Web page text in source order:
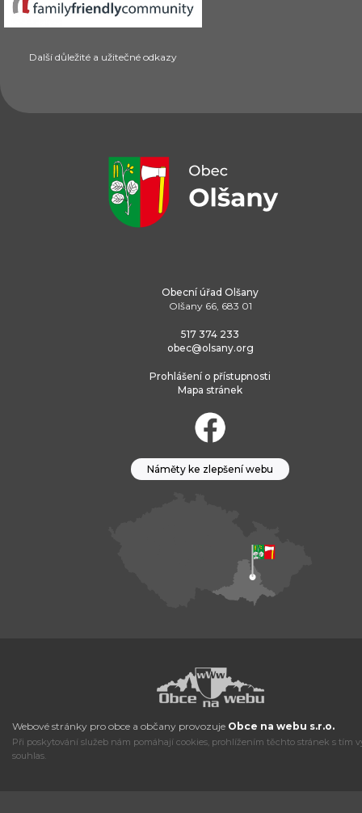
Další důležité a užitečné odkazy
Obecní úřad Olšany
Olšany 66, 683 01
517 374 233
obec@olsany.org
Prohlášení o přístupnosti
Mapa stránek
Náměty ke zlepšení webu
Webové stránky pro obce a občany provozuje Obce na webu s.r.o.
Při poskytování služeb nám pomáhají cookies, prohlížením těchto stránek s tím
souhlas.